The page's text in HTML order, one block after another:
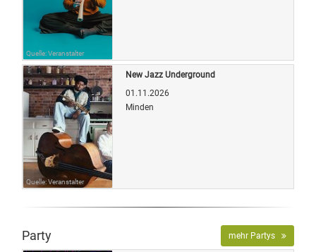
Quelle: Veranstalter
Quelle: Veranstalter
New Jazz Underground
01.11.2026
Minden
Party mehr Partys